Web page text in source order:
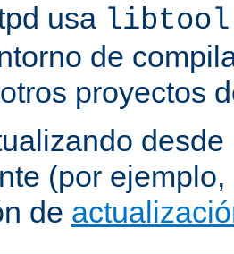
usa libtool
de
proyectos
(por
de